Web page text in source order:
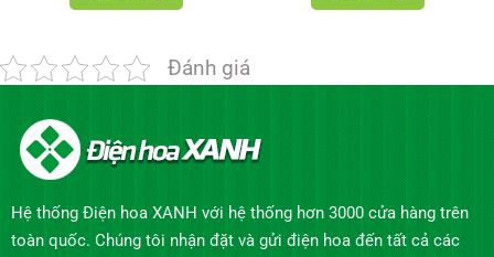
Đánh giá
Hệ thống Điện hoa XANH với hệ thống hơn 3000 cửa hàng trên
toàn quốc. Chúng tôi nhận đặt và gửi điện hoa đến tất cả các